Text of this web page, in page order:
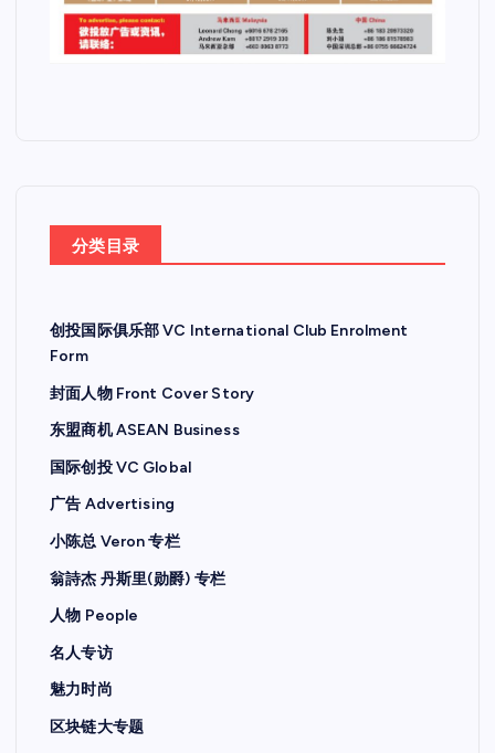
分类目录
创投国际俱乐部 VC International Club Enrolment
Form
封面人物 Front Cover Story
东盟商机 ASEAN Business
国际创投 VC Global
广告 Advertising
小陈总 Veron 专栏
翁詩杰 丹斯里(勋爵) 专栏
人物 People
名人专访
魅力时尚
区块链大专题